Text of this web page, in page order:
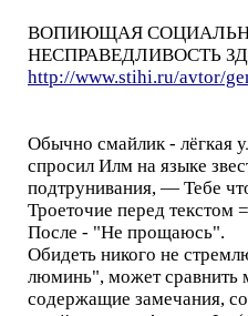
ВОПИЮЩАЯ
НЕСПРАВЕДЛИВОСТЬ
http://www.stihi.ru/avtor/
Обычно смайлик - лёгкая
спросил Илм на языке
подтрунивания, — Тебе
Троеточие перед
После - "Не прощаюсь".
Обидеть никого не
люминь", может сравнить
содержащие замечания,